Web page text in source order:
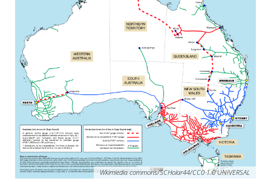
Wkimiedia commons/SCHolar44/CC0 1.0 UNIVERSAL